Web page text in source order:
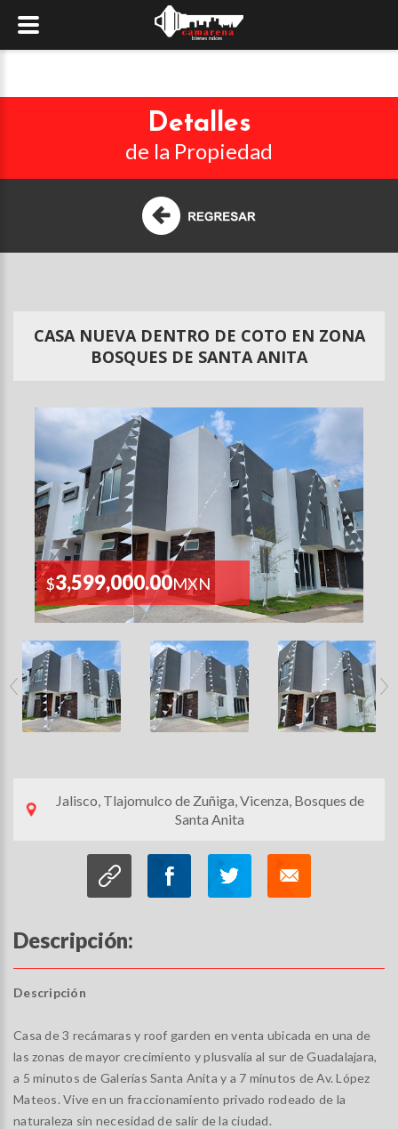
Detalles
de la Propiedad
CASA NUEVA DENTRO DE COTO EN ZONA
BOSQUES DE SANTA ANITA
$3,599,000.00MXN
Jalisco, Tlajomulco de Zuñiga, Vicenza, Bosques de
Santa Anita
Descripción:
Descripción
Casa de 3 recámaras y roof garden en venta ubicada en una de
las zonas de mayor crecimiento y plusvalía al sur de Guadalajara,
a 5 minutos de Galerías Santa Anita y a 7 minutos de Av. López
Mateos. Vive en un fraccionamiento privado rodeado de la
naturaleza sin necesidad de salir de la ciudad.